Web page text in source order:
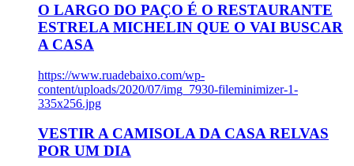
O LARGO DO PAÇO É O RESTAURANTE
ESTRELA MICHELIN QUE O VAI BUSCAR
A CASA
https://www.ruadebaixo.com/wp-
content/uploads/2020/07/img_7930-fileminimizer-1-
335x256.jpg
VESTIR A CAMISOLA DA CASA RELVAS
POR UM DIA